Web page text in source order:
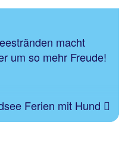
macht
um so mehr Freude!
Ferien mit Hund